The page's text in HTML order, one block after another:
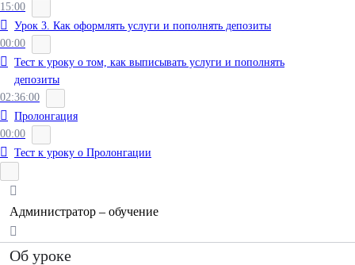
15:00
Урок 3. Как оформлять услуги и пополнять депозиты
00:00
Тест к уроку о том, как выписывать услуги и пополнять
депозиты
02:36:00
Пролонгация
00:00
Тест к уроку о Пролонгации
Администратор – обучение
Об уроке